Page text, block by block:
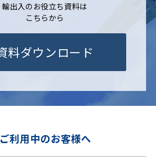
輸出入のお役立ち資料は
こちらから
料ダウンロード
利用中のお客様へ